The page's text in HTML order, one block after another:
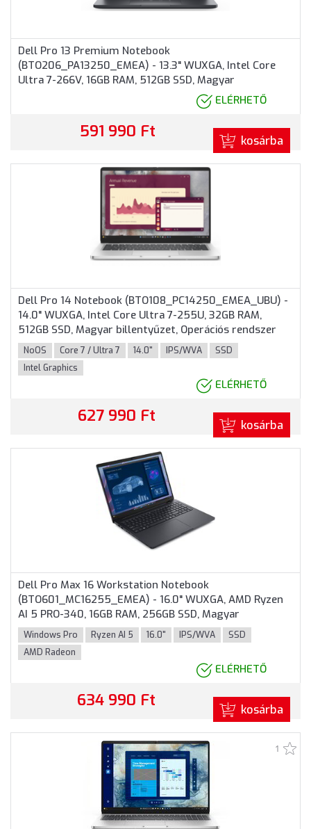
Dell Pro 13 Premium Notebook
(BTO206_PA13250_EMEA) - 13.3" WUXGA, Intel Core
Ultra 7-266V, 16GB RAM, 512GB SSD, Magyar
billentyűzet, Windows 11 Professional, 3 év garancia,
ELÉRHETŐ
591 990 Ft kosárba
Dell Pro 14 Notebook (BTO108_PC14250_EMEA_UBU) -
14.0" WUXGA, Intel Core Ultra 7-255U, 32GB RAM,
512GB SSD, Magyar billentyűzet, Operációs rendszer
nélkül, 3 év garancia, Platinaezüst színben
NoOS Core 7 / Ultra 7 14.0" IPS/WVA
SSD
Intel Graphics
ELÉRHETŐ
627 990 Ft kosárba
Dell Pro Max 16 Workstation Notebook
(BTO601_MC16255_EMEA) - 16.0" WUXGA, AMD Ryzen
AI 5 PRO-340, 16GB RAM, 256GB SSD, Magyar
billentyűzet, Windows 11 Professional, 3 év garancia,
Grafitszürke színben
Windows Pro Ryzen AI 5 16.0" IPS/WVA
SSD
AMD Radeon
ELÉRHETŐ
634 990 Ft kosárba
1